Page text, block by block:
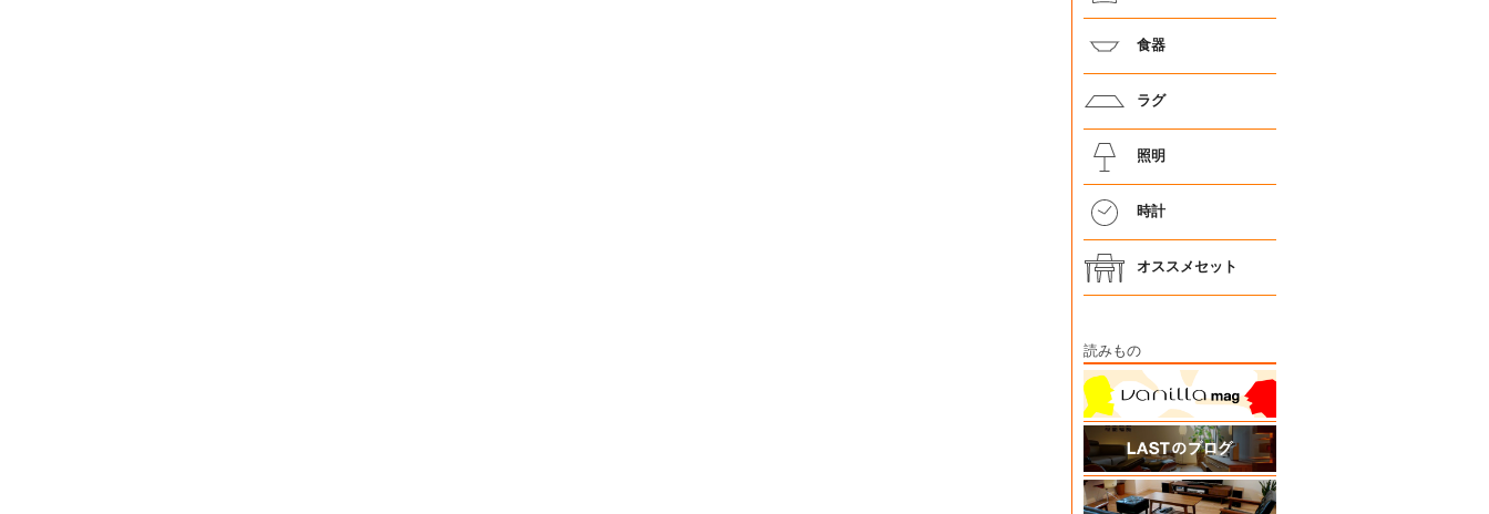
食器
ラグ
照明
時計
オススメセット
読みもの